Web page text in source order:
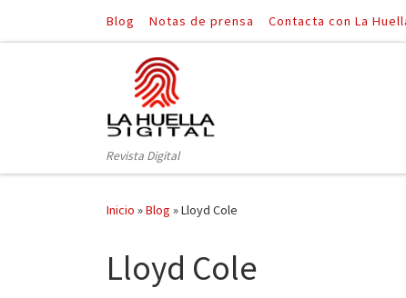
Saltar al contenido
Blog Notas de prensa Contacta con La
Revista Digital
Inicio »Blog »Lloyd Cole
Lloyd Cole